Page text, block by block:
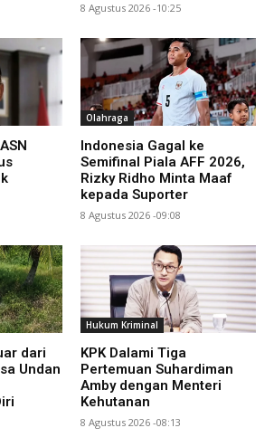
8 Agustus 2026 -10:25
Olahraga
Indonesia Gagal ke
Semifinal Piala AFF 2026,
Rizky Ridho Minta Maaf
kepada Suporter
8 Agustus 2026 -09:08
dari
Undan
Hukum Kriminal
KPK Dalami Tiga
Pertemuan Suhardiman
Amby dengan Menteri
Kehutanan
8 Agustus 2026 -08:13